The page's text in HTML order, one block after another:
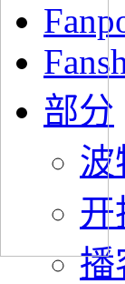
部分
波
开
播